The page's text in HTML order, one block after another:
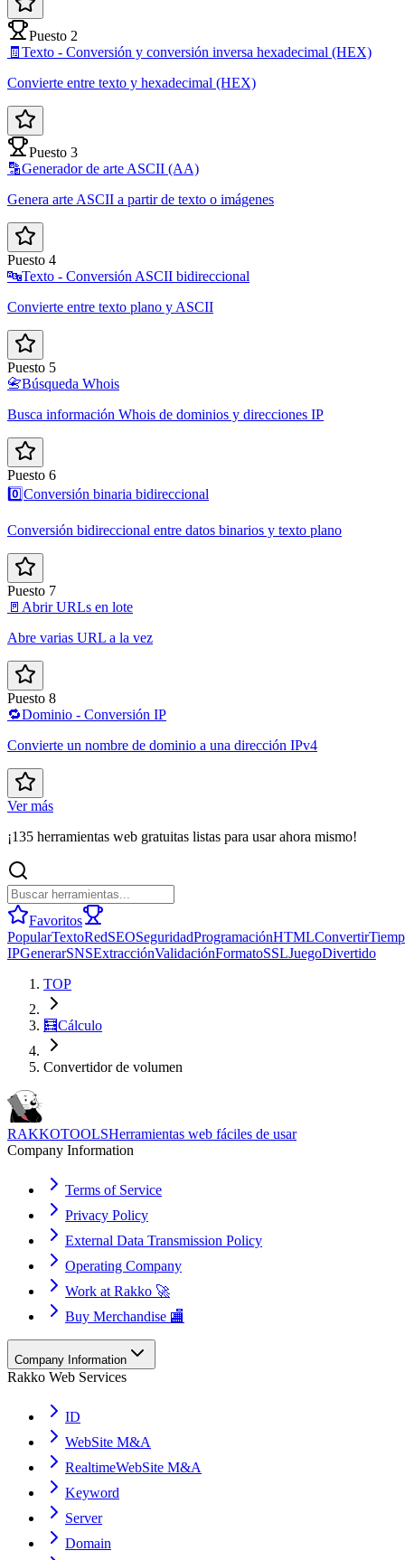
Puesto 2
🧾 Texto - Conversión y conversión inversa hexadecimal (HEX)
Convierte entre texto y hexadecimal (HEX)
Puesto 3
🔡Generador de arte ASCII (AA)
Genera arte ASCII a partir de texto o imágenes
Puesto 4
🔤Texto - Conversión ASCII bidireccional
Convierte entre texto plano y ASCII
Puesto 5
📇Búsqueda Whois
Busca información Whois de dominios y direcciones IP
Puesto 6
0️⃣Conversión binaria bidireccional
Conversión bidireccional entre datos binarios y texto plano
Puesto 7
🚪 Abrir URLs en lote
Abre varias URL a la vez
Puesto 8
🔁Dominio - Conversión IP
Convierte un nombre de dominio a una dirección IPv4
Ver más
¡135 herramientas web gratuitas listas para usar ahora mismo!
Favoritos
PopularTextoRedSEOSeguridadProgramaciónHTMLConvertir
IPGenerarSNSExtracciónValidaciónFormatoSSLJuegoDivertido
TOP
🧮Cálculo
Convertidor de volumen
RAKKOTOOLSHerramientas web fáciles de usar
Company Information
Terms of Service
Privacy Policy
External Data Transmission Policy
Operating Company
Work at Rakko 🚀
Buy Merchandise 🏬
Company Information
Rakko Web Services
ID
WebSite M&A
RealtimeWebSite M&A
Keyword
Server
Domain